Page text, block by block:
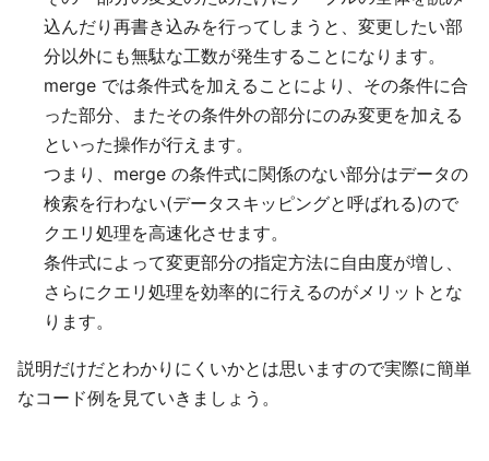
込んだり再書き込みを行ってしまうと、変更したい部
分以外にも無駄な工数が発生することになります。
merge では条件式を加えることにより、その条件に合
った部分、またその条件外の部分にのみ変更を加える
といった操作が行えます。
つまり、merge の条件式に関係のない部分はデータの
検索を行わない(データスキッピングと呼ばれる)ので
クエリ処理を高速化させます。
条件式によって変更部分の指定方法に自由度が増し、
さらにクエリ処理を効率的に行えるのがメリットとな
ります。
説明だけだとわかりにくいかとは思いますので実際に簡単
なコード例を見ていきましょう。